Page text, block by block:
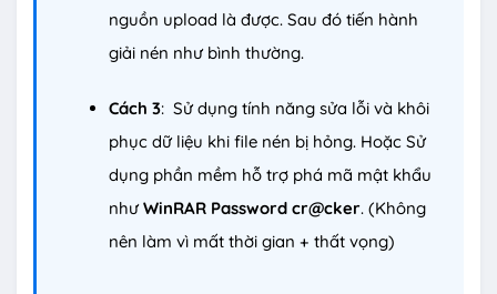
nguồn upload là được. Sau đó tiến hành
giải nén như bình thường.
Cách 3: Sử dụng tính năng sửa lỗi và khôi
phục dữ liệu khi file nén bị hỏng. Hoặc Sử
dụng phần mềm hỗ trợ phá mã mật khẩu
nhưWinRAR Password cr@cker. (Không
nên làm vì mất thời gian + thất vọng)